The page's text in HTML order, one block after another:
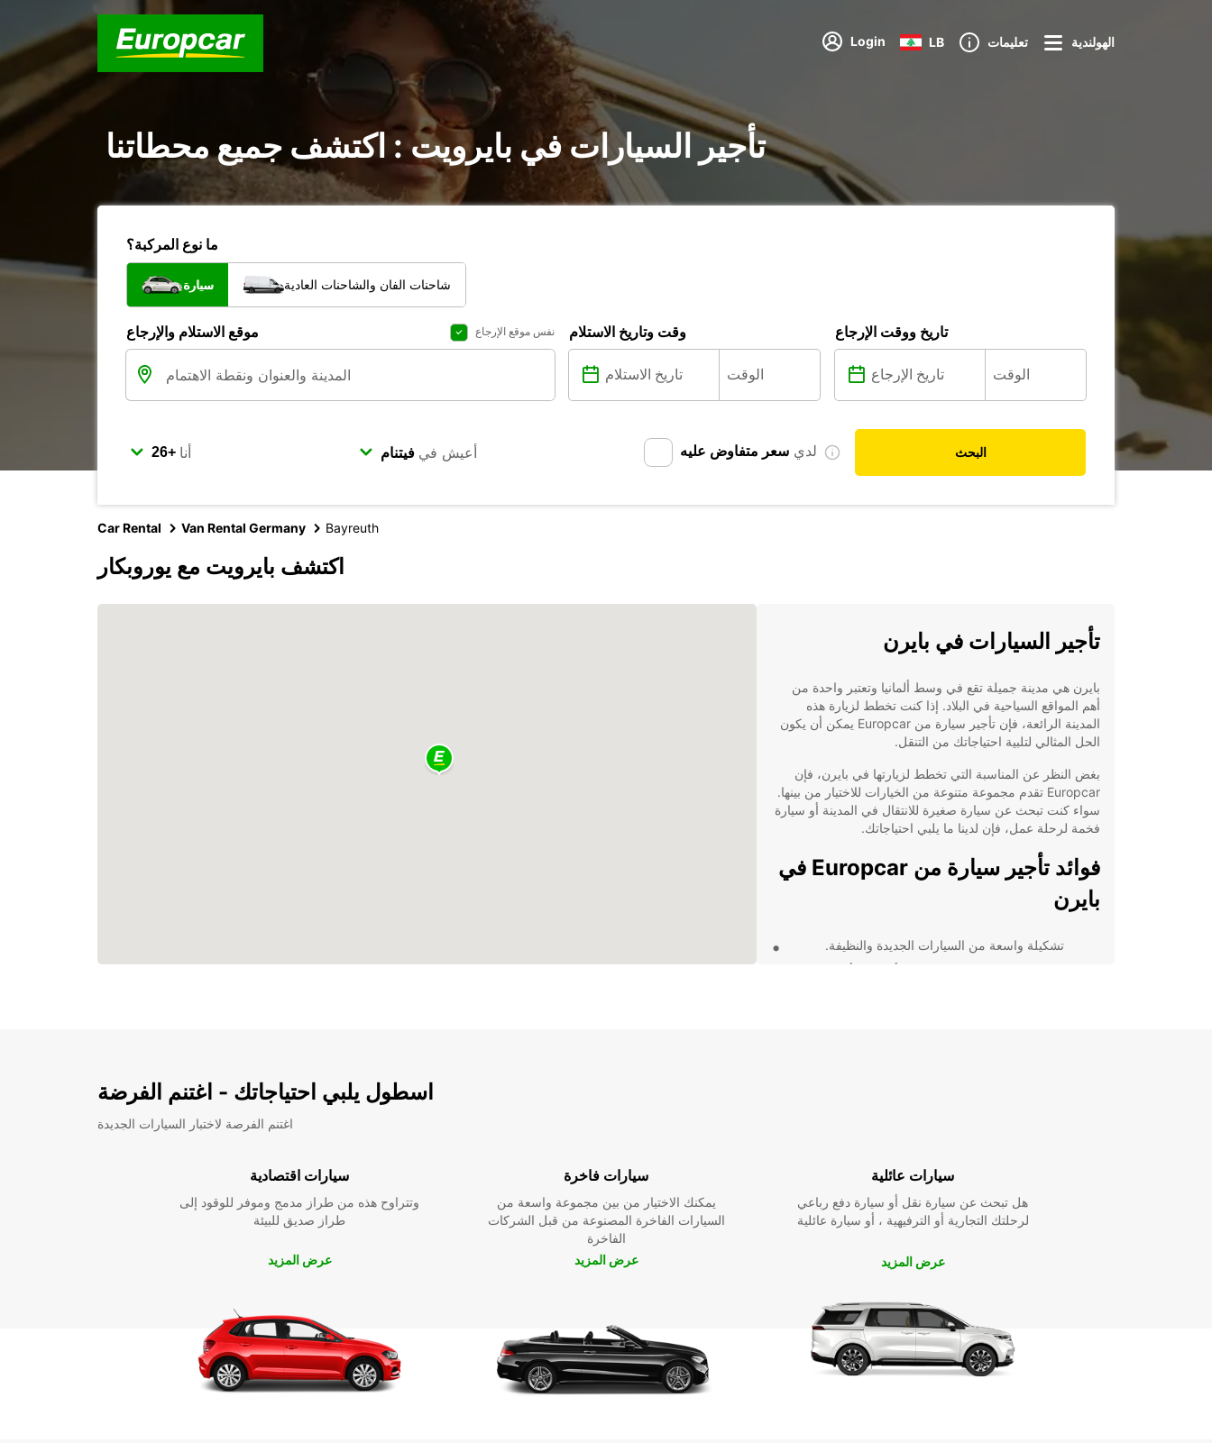
Login LB تعليمات الهولندية
تأجير السيارات في بايرويت : اكتشف جميع محطاتنا
ما نوع المركبة؟
سيارة شاحنات الفان والشاحنات العادية
موقع الاستلام والإرجاع نفس موقع الإرجاع وقت وتاريخ الاستلام تاريخ ووقت الإرجاع
أنا أعيش في لدي سعر متفاوض عليه البحث
Car Rental Van Rental Germany Bayreuth
اكتشف بايرويت مع يوروبكار
تأجير السيارات في بايرن
بايرن هي مدينة جميلة تقع في وسط ألمانيا وتعتبر واحدة من
أهم المواقع السياحية في البلاد. إذا كنت تخطط لزيارة هذه
المدينة الرائعة، فإن تأجير سيارة من Europcar يمكن أن يكون
الحل المثالي لتلبية احتياجاتك من التنقل.
بغض النظر عن المناسبة التي تخطط لزيارتها في بايرن، فإن
Europcar تقدم مجموعة متنوعة من الخيارات للاختيار من بينها.
سواء كنت تبحث عن سيارة صغيرة للانتقال في المدينة أو سيارة
فخمة لرحلة عمل، فإن لدينا ما يلبي احتياجاتك.
فوائد تأجير سيارة من Europcar في
بايرن
تشكيلة واسعة من السيارات الجديدة والنظيفة.
اسطول يلبي احتياجاتك - اغتنم الفرضة
اغتنم الفرصة لاختبار السيارات الجديدة
سيارات اقتصادية
وتتراوح هذه من طراز مدمج وموفر للوقود إلى
طراز صديق للبيئة
عرض المزيد
سيارات فاخرة
يمكنك الاختيار من بين مجموعة واسعة من
السيارات الفاخرة المصنوعة من قبل الشركات
الفاخرة
عرض المزيد
سيارات عائلية
هل تبحث عن سيارة نقل أو سيارة دفع رباعي
لرحلتك التجارية أو الترفيهية ، أو سيارة عائلية
عرض المزيد